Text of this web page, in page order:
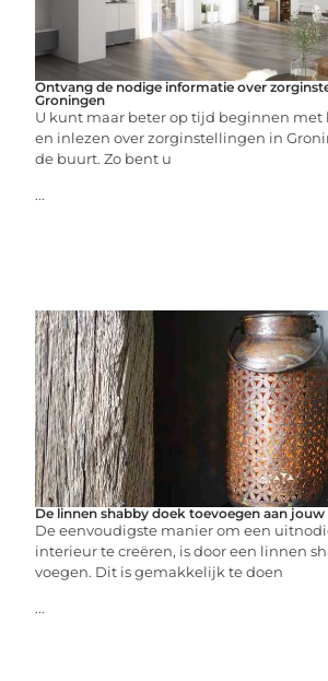
Ontvang de nodige informatie over
Groningen
U kunt maar beter op tijd beginnen met
en inlezen over zorginstellingen in
de buurt. Zo bent u
...
De linnen shabby doek toevoegen aan
De eenvoudigste manier om een
interieur te creëren, is door een linnen
voegen. Dit is gemakkelijk te doen
...